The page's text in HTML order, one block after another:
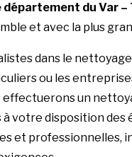
du Var –
et avec la plus
dans le
ou les
effectuerons un
votre disposition des
et professionnelles,